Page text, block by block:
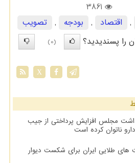
3861
, اقتصاد , بودجه ,
تصویب
را پسندیدید؟
(0)
X
مجلس افزایش پرداختی از جیب
ناتوان کرده است
طلایی ایران برای شکست دیوار